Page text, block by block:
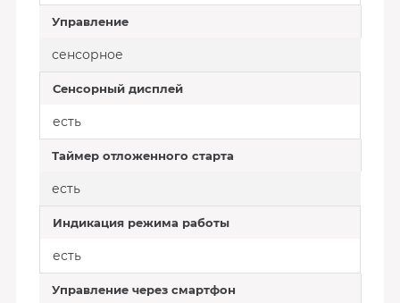
Управление
сенсорное
Сенсорный дисплей
есть
Таймер отложенного старта
есть
Индикация режима работы
есть
Управление через смартфон